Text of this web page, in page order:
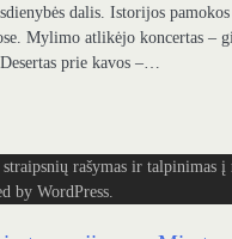
dalis. Istorijos pamokos
Mylimo atlikėjo koncertas –
prie kavos –…
rašymas ir talpinimas į
by WordPress.